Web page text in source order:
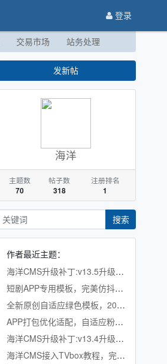
登录
交易市场 站务处理
发新帖
海洋
主题数
70
帖子数
318
注册排名
1
搜索
作者最近主题：
海洋CMS升级补丁:v13.5升级至v13.6
短剧APP专用模板，完美仿抖音竖屏短剧模板，滑动上下集，点赞收藏
全新原创自适应绿色模板，200K超小体积，加强版播放记录、搜索历史模块
APP打包优化适配，自适应粉色模板，小体积秒加载，模拟app动画效果，适合X
海洋CMS升级补丁:v13.4升级至v13.5
海洋CMS接入TVbox教程，完美适配TVbox，影视仓，OK影视等软件